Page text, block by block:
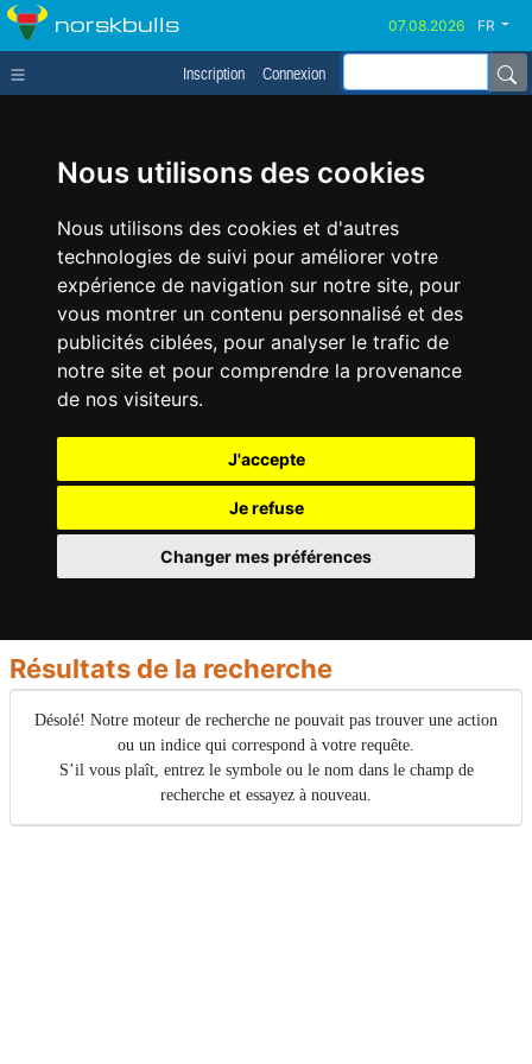
Nous utilisons des cookies
Nous utilisons des cookies et d'autres
technologies de suivi pour améliorer votre
expérience de navigation sur notre site, pour
vous montrer un contenu personnalisé et des
publicités ciblées, pour analyser le trafic de
notre site et pour comprendre la provenance
de nos visiteurs.
J'accepte
Je refuse
Changer mes préférences
norskbulls FR
Inscription Connexion
Résultats de la recherche
Désolé! Notre moteur de recherche ne pouvait pas trouver une action
ou un indice qui correspond à votre requête.
S’il vous plaît, entrez le symbole ou le nom dans le champ de
recherche et essayez à nouveau.